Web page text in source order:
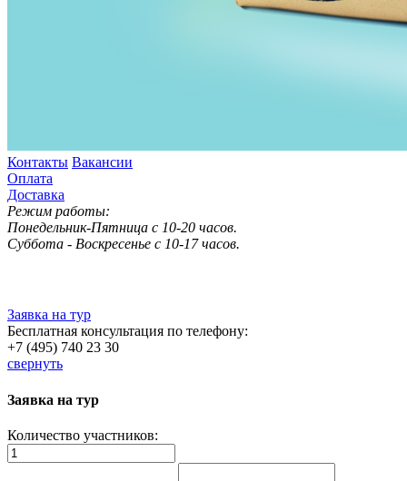
Контакты Вакансии
Оплата
Доставка
Режим работы:
Понедельник-Пятница с 10-20 часов.
Суббота - Воскресенье с 10-17 часов.
Заявка на тур
Бесплатная консультация по телефону:
+7 (495) 740 23 30
свернуть
Заявка на тур
Количество участников: